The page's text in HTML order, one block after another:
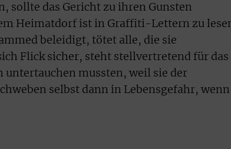
sollte das Gericht zu ihren Gunsten
Heimatdorf ist in Graffiti-Lettern zu
beleidigt, tötet alle, die sie
Flick sicher, steht stellvertretend für das
mussten, weil sie der
selbst dann in Lebensgefahr, wenn